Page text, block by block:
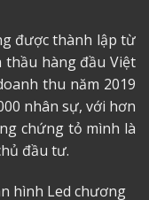
được thành lập từ
hàng đầu Việt
thu năm 2019
nhân sự, với hơn
chứng tỏ mình là
đầu tư.